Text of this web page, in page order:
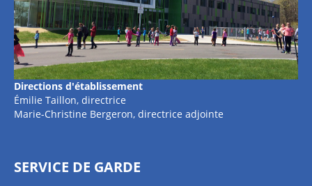
Directions d'établissement
Émilie Taillon, directrice
Marie-Christine Bergeron, directrice adjointe
SERVICE DE GARDE